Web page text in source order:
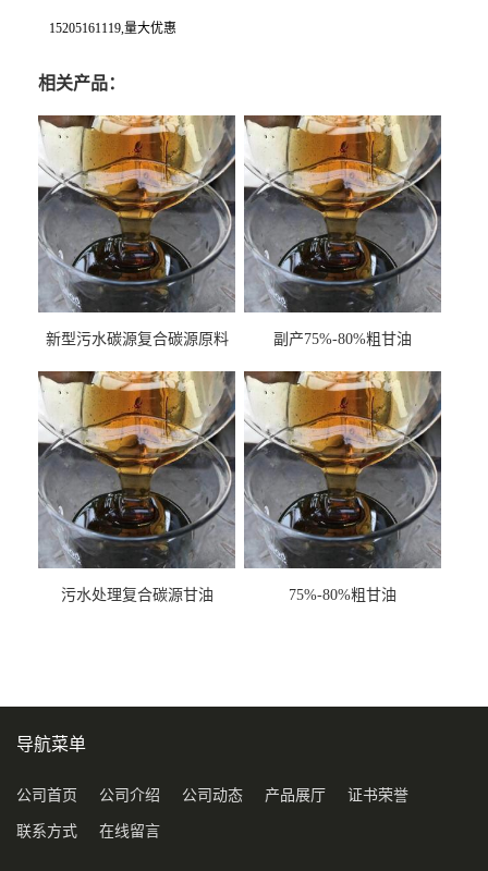
15205161119,量大优惠
相关产品：
新型污水碳源复合碳源原料
副产75%-80%粗甘油
污水处理复合碳源甘油
75%-80%粗甘油
导航菜单
公司首页 公司介绍 公司动态 产品展厅 证书荣誉
联系方式 在线留言